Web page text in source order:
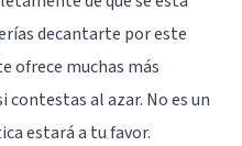
decantarte por este
ofrece muchas más
contestas al azar. No es un
estará a tu favor.